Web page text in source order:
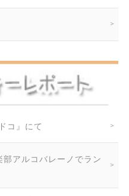
コ』にて
アルコバレーノでラン